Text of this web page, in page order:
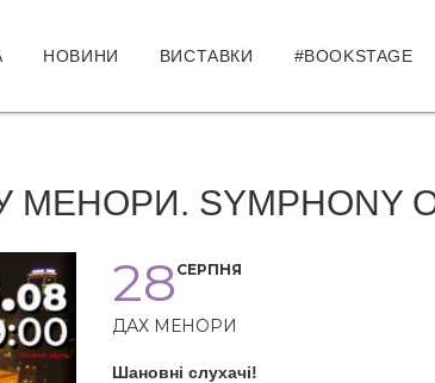
НОВИНИ ВИСТАВКИ #BOOKSTAGE
МЕНОРИ. SYMPHONY
28 СЕРПНЯ
ДАХ МЕНОРИ
Шановні слухачі!